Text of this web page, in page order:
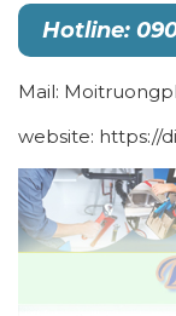
Hotline:
Mail:
website: https://